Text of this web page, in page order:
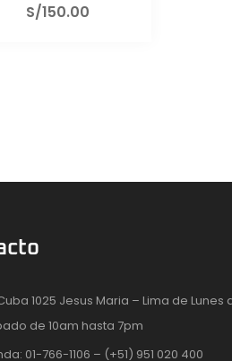
S/150.00
1025 Jesus Maria – Lima de Lunes
de 10am hasta 7pm
01-766-1106 – (+51) 951 020 400